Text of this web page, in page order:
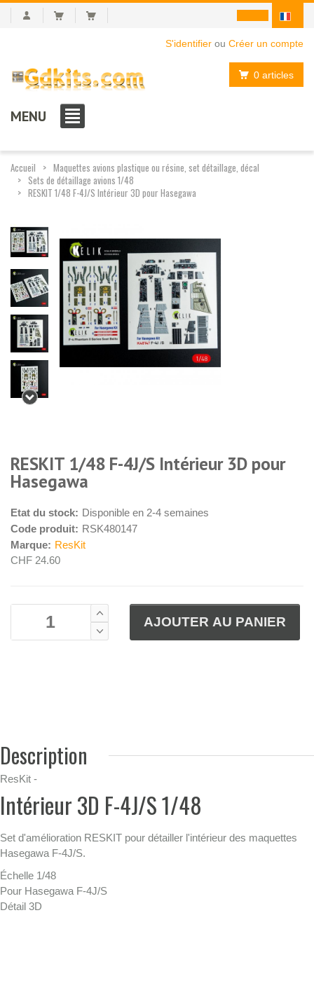
S'identifier ou Créer un compte
0 articles
MENU
Accueil
Maquettes avions plastique ou résine, set détaillage, décal
Sets de détaillage avions 1/48
RESKIT 1/48 F-4J/S Intérieur 3D pour Hasegawa
RESKIT 1/48 F-4J/S Intérieur 3D pour
Hasegawa
Etat du stock: Disponible en 2-4 semaines
Code produit: RSK480147
Marque: ResKit
CHF 24.60
Description
ResKit -
Intérieur 3D F-4J/S 1/48
Set d'amélioration RESKIT pour détailler l'intérieur des maquettes
Hasegawa F-4J/S.
Échelle 1/48
Pour Hasegawa F-4J/S
Détail 3D